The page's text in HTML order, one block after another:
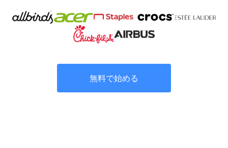
無料で始める